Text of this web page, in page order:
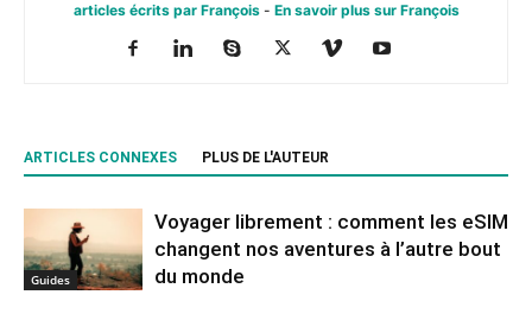
articles écrits par François- En savoir plus sur François
ARTICLES CONNEXES PLUS DE L'AUTEUR
Guides
Voyager librement : comment les eSIM
changent nos aventures à l’autre bout
du monde